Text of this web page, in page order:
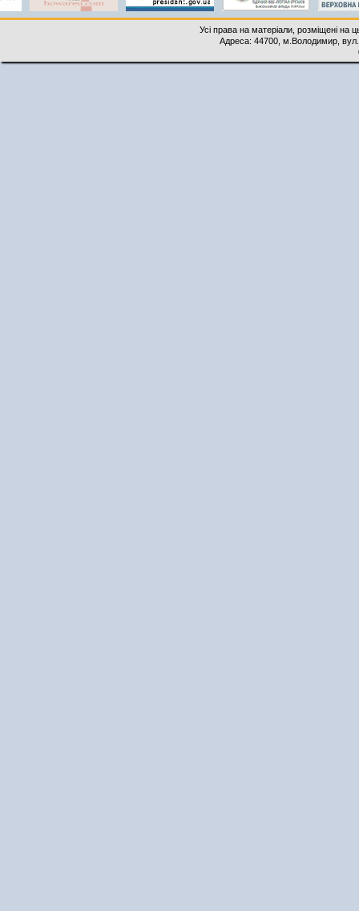
Усі права на матеріали, розміщені на
Адреса: 44700, м.Володимир,